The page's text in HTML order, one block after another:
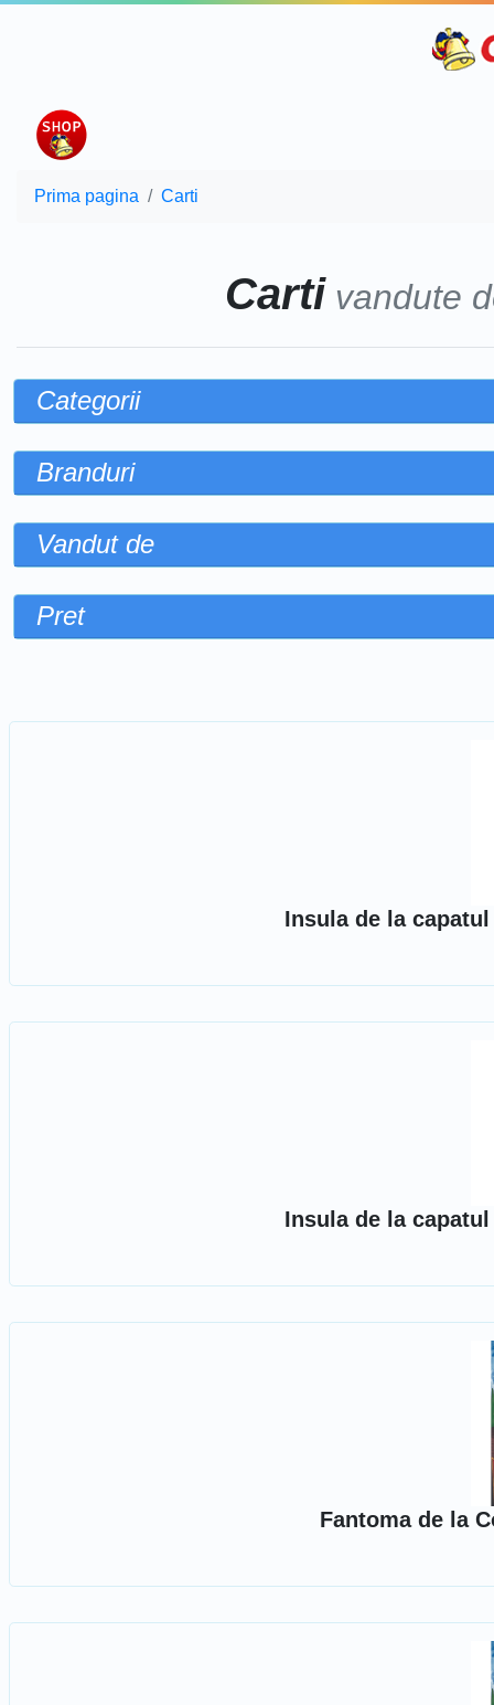
Prima pagina Carti
Carti vandute
Categorii
Branduri
Vandut de
Pret
Insula de la
Insula de la
Fantoma de la